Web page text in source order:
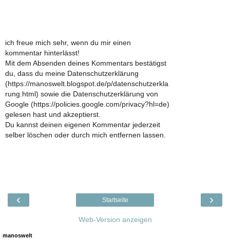
ich freue mich sehr, wenn du mir einen
kommentar hinterlässt!
Mit dem Absenden deines Kommentars bestätigst
du, dass du meine Datenschutzerklärung
(https://manoswelt.blogspot.de/p/datenschutzerkla
rung.html) sowie die Datenschutzerklärung von
Google (https://policies.google.com/privacy?hl=de)
gelesen hast und akzeptierst.
Du kannst deinen eigenen Kommentar jederzeit
selber löschen oder durch mich entfernen lassen.
‹ ›
Startseite
Web-Version anzeigen
manoswelt